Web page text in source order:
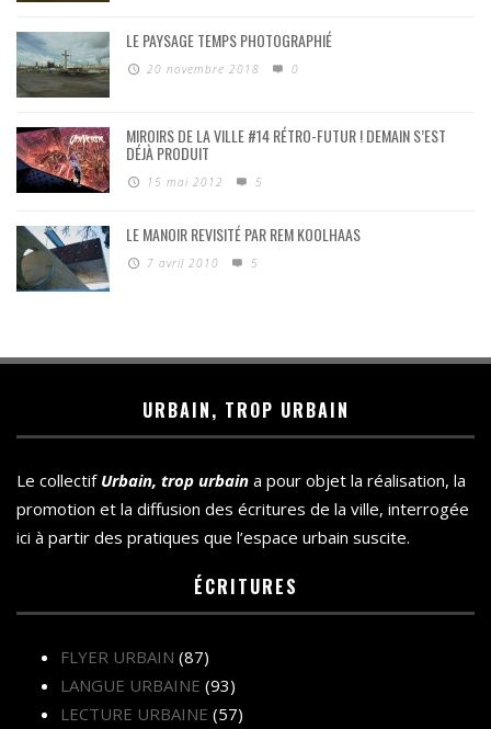
LE PAYSAGE TEMPS PHOTOGRAPHIÉ
20 novembre 2018 0
MIROIRS DE LA VILLE #14 RÉTRO-FUTUR ! DEMAIN S’EST
DÉJÀ PRODUIT
15 mai 2012 5
LE MANOIR REVISITÉ PAR REM KOOLHAAS
7 avril 2010 5
URBAIN, TROP URBAIN
Le collectif Urbain, trop urbain a pour objet la réalisation, la
promotion et la diffusion des écritures de la ville, interrogée
ici à partir des pratiques que l’espace urbain suscite.
ÉCRITURES
FLYER URBAIN (87)
LANGUE URBAINE (93)
LECTURE URBAINE (57)